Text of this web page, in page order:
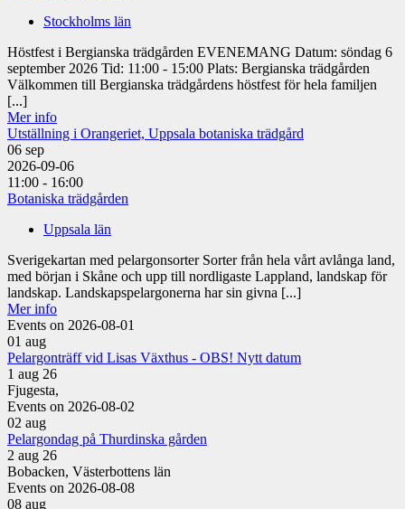
Stockholms län
Höstfest i Bergianska trädgården EVENEMANG Datum: söndag 6
september 2026 Tid: 11:00 - 15:00 Plats: Bergianska trädgården
Välkommen till Bergianska trädgårdens höstfest för hela familjen
[...]
Mer info
Utställning i Orangeriet, Uppsala botaniska trädgård
06 sep
2026-09-06
11:00 - 16:00
Botaniska trädgården
Uppsala län
Sverigekartan med pelargonsorter Sorter från hela vårt avlånga land,
med början i Skåne och upp till nordligaste Lappland, landskap för
landskap. Landskapspelargonerna har sin givna [...]
Mer info
Events on 2026-08-01
01 aug
Pelargonträff vid Lisas Växthus - OBS! Nytt datum
1 aug 26
Fjugesta,
Events on 2026-08-02
02 aug
Pelargondag på Thurdinska gården
2 aug 26
Bobacken, Västerbottens län
Events on 2026-08-08
08 aug